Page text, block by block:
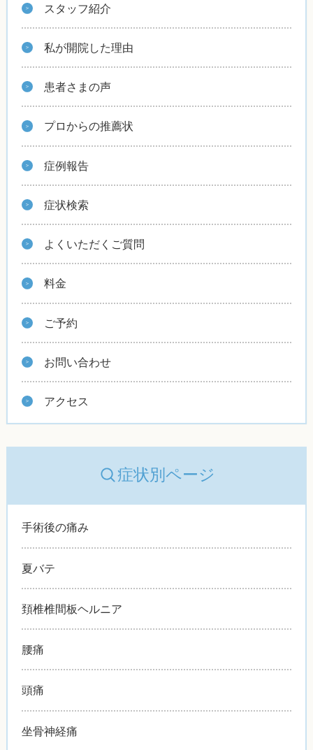
スタッフ紹介
私が開院した理由
患者さまの声
プロからの推薦状
症例報告
症状検索
よくいただくご質問
料金
ご予約
お問い合わせ
アクセス
症状別ページ
手術後の痛み
夏バテ
頚椎椎間板ヘルニア
腰痛
頭痛
坐骨神経痛